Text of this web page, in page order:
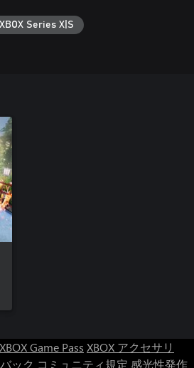
XBOX Series X|S
XBOX Game Pass XBOX アクセサリ
ック コミュニティ規定 感光性発作